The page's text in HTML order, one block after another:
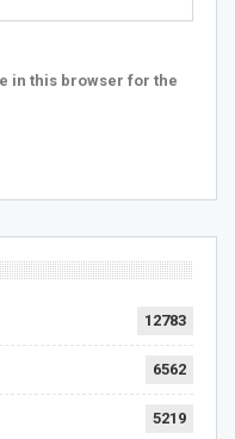
in this browser for the
12783
6562
5219